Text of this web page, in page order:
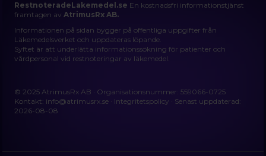
RestnoteradeLakemedel.se En kostnadsfri informationstjänst
framtagen avAtrimusRx AB.
Informationen på sidan bygger på offentliga uppgifter från
Läkemedelsverket och uppdateras löpande.
Syftet är att underlätta informationssökning för patienter och
vårdpersonal vid restnoteringar av läkemedel.
© 2025 AtrimusRx AB · Organisationsnummer: 559066-0725
Kontakt: info@atrimusrx.se · Integritetspolicy · Senast uppdaterad:
2026-08-08